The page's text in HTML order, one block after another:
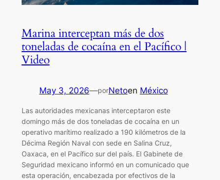
Marina interceptan más de dos
toneladas de cocaína en el Pacífico |
Video
May 3, 2026—porNetoen México
Las autoridades mexicanas interceptaron este
domingo más de dos toneladas de cocaína en un
operativo marítimo realizado a 190 kilómetros de la
Décima Región Naval con sede en Salina Cruz,
Oaxaca, en el Pacífico sur del país. El Gabinete de
Seguridad mexicano informó en un comunicado que
esta operación, encabezada por efectivos de la